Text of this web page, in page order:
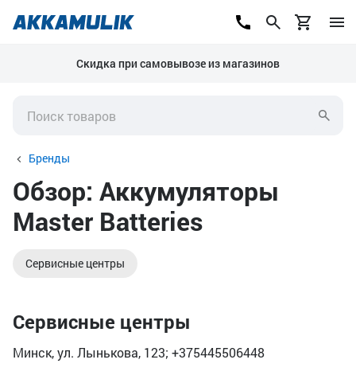
Скидка при самовывозе из магазинов
Бренды
Обзор: Аккумуляторы
Master Batteries
Сервисные центры
Сервисные центры
Минск, ул. Лынькова, 123; +375445506448